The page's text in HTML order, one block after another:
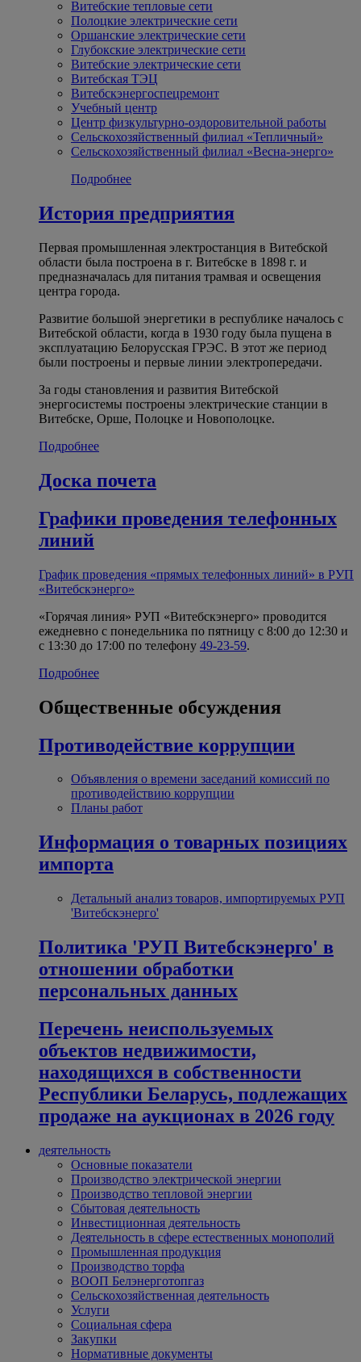
Витебские тепловые сети
Полоцкие электрические сети
Оршанские электрические сети
Глубокские электрические сети
Витебские электрические сети
Витебская ТЭЦ
Витебскэнергоспецремонт
Учебный центр
Центр физкультурно-оздоровительной работы
Сельскохозяйственный филиал «Тепличный»
Сельскохозяйственный филиал «Весна-энерго»
Подробнее
История предприятия
Первая промышленная электростанция в Витебской
области была построена в г. Витебске в 1898 г. и
предназначалась для питания трамвая и освещения
центра города.
Развитие большой энергетики в республике началось с
Витебской области, когда в 1930 году была пущена в
эксплуатацию Белорусская ГРЭС. В этот же период
были построены и первые линии электропередачи.
За годы становления и развития Витебской
энергосистемы построены электрические станции в
Витебске, Орше, Полоцке и Новополоцке.
Подробнее
Доска почета
Графики проведения телефонных
линий
График проведения «прямых телефонных линий» в РУП
«Витебскэнерго»
«Горячая линия» РУП «Витебскэнерго» проводится
ежедневно с понедельника по пятницу с 8:00 до 12:30 и
с 13:30 до 17:00 по телефону 49-23-59.
Подробнее
Общественные обсуждения
Противодействие коррупции
Объявления о времени заседаний комиссий по
противодействию коррупции
Планы работ
Информация о товарных позициях
импорта
Детальный анализ товаров, импортируемых РУП
'Витебскэнерго'
Политика 'РУП Витебскэнерго' в
отношении обработки
персональных данных
Перечень неиспользуемых
объектов недвижимости,
находящихся в собственности
Республики Беларусь, подлежащих
продаже на аукционах в 2026 году
деятельность
Основные показатели
Производство электрической энергии
Производство тепловой энергии
Сбытовая деятельность
Инвестиционная деятельность
Деятельность в сфере естественных монополий
Промышленная продукция
Производство торфа
ВООП Белэнерготопгаз
Сельскохозяйственная деятельность
Услуги
Социальная сфера
Закупки
Нормативные документы